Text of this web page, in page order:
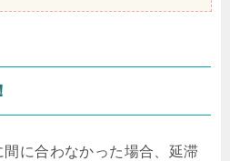
に合わなかった場合、延滞